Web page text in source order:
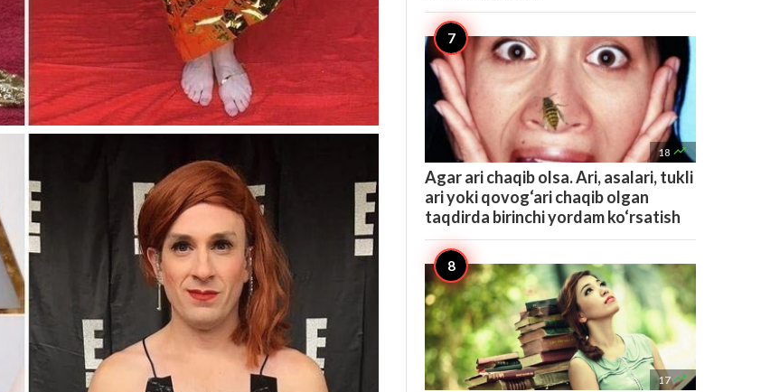
18 
Agar ari chaqib olsa. Ari, asalari, tukli
ari yoki qovog‘ari chaqib olgan
taqdirda birinchi yordam ko‘rsatish
17 